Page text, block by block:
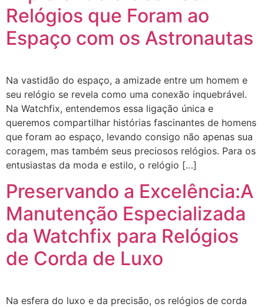
Relógios que Foram ao
Espaço com os Astronautas
Na vastidão do espaço, a amizade entre um homem e
seu relógio se revela como uma conexão inquebrável.
Na Watchfix, entendemos essa ligação única e
queremos compartilhar histórias fascinantes de homens
que foram ao espaço, levando consigo não apenas sua
coragem, mas também seus preciosos relógios. Para os
entusiastas da moda e estilo, o relógio […]
Preservando a Excelência:A
Manutenção Especializada
da Watchfix para Relógios
de Corda de Luxo
Na esfera do luxo e da precisão, os relógios de corda